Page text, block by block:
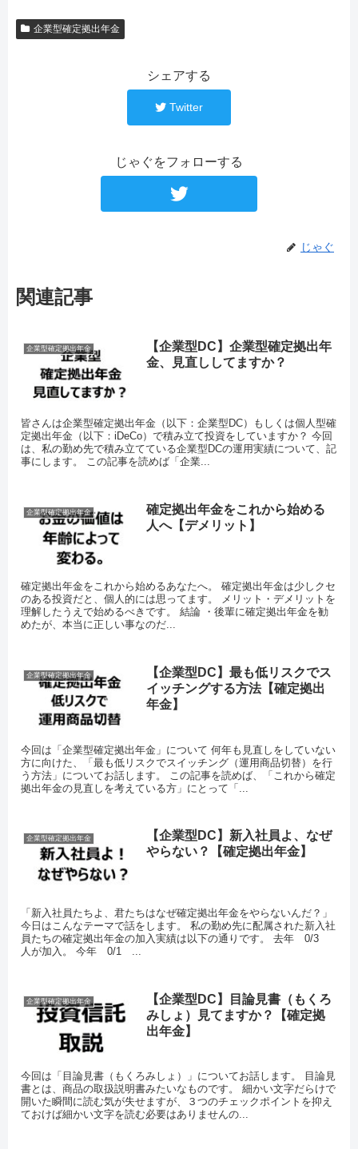
企業型確定拠出年金
シェアする
Twitter
じゃぐをフォローする
じゃぐ
関連記事
企業型確定拠出年金
【企業型DC】企業型確定拠出年
金、見直ししてますか？
皆さんは企業型確定拠出年金（以下：企業型DC）もしくは個人型確
定拠出年金（以下：iDeCo）で積み立て投資をしていますか？ 今回
は、私の勤め先で積み立てている企業型DCの運用実績について、記
事にします。 この記事を読めば「企業...
企業型確定拠出年金
確定拠出年金をこれから始める
人へ【デメリット】
確定拠出年金をこれから始めるあなたへ。 確定拠出年金は少しクセ
のある投資だと、個人的には思ってます。 メリット・デメリットを
理解したうえで始めるべきです。 結論 ・後輩に確定拠出年金を勧
めたが、本当に正しい事なのだ...
企業型確定拠出年金
【企業型DC】最も低リスクでス
イッチングする方法【確定拠出
年金】
今回は「企業型確定拠出年金」について 何年も見直しをしていない
方に向けた、「最も低リスクでスイッチング（運用商品切替）を行
う方法」についてお話します。 この記事を読めば、「これから確定
拠出年金の見直しを考えている方」にとって「...
企業型確定拠出年金
【企業型DC】新入社員よ、なぜ
やらない？【確定拠出年金】
「新入社員たちよ、君たちはなぜ確定拠出年金をやらないんだ？」
今日はこんなテーマで話をします。 私の勤め先に配属された新入社
員たちの確定拠出年金の加入実績は以下の通りです。 去年 0/3
人が加入。 今年 0/1 ...
企業型確定拠出年金
【企業型DC】目論見書（もくろ
みしょ）見てますか？【確定拠
出年金】
今回は「目論見書（もくろみしょ）」についてお話します。 目論見
書とは、商品の取扱説明書みたいなものです。 細かい文字だらけで
開いた瞬間に読む気が失せますが、３つのチェックポイントを抑え
ておけば細かい文字を読む必要はありませんの...